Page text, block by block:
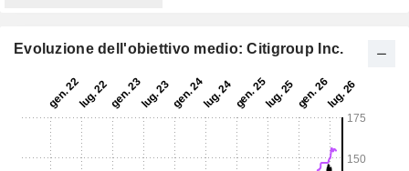
Evoluzione dell'obiettivo medio: Citigroup Inc.